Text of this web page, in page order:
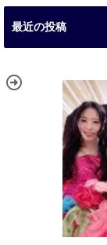
最近の投稿